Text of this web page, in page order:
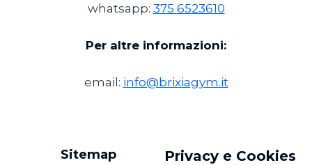
whatsapp: 375 6523610
Per altre informazioni:
email: info@brixiagym.it
Sitemap
Privacy e Cookies